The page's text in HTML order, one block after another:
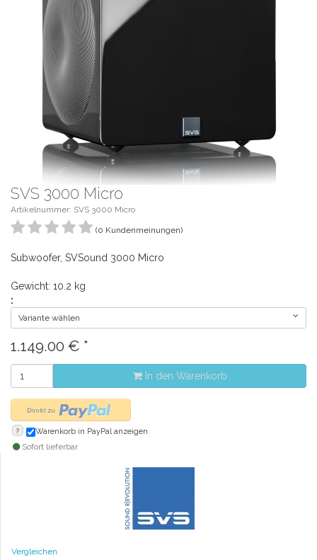
SVS 3000 Micro
Artikelnummer: SVS 3000 Micro
(0 Kundenmeinungen)
Subwoofer, SVSound 3000 Micro
Gewicht: 10.2 kg
:
Variante wählen
1.149.00 € *
In den Warenkorb
? Warenkorb in PayPal anzeigen
Sofort lieferbar
Vergleichen